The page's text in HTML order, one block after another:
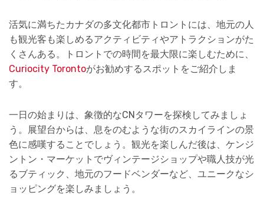
活気に満ちたカナダの多文化都市トロントには、地元の人
も観光客も楽しめるアクティビティやアトラクションがた
くさんある。トロントでの時間を最大限に楽しむために、
Curiocity Torontoがお勧めするスポットをご紹介しま
す。
一日の始まりは、象徴的なCNタワーを探検してみましょ
う。展望台からは、息をのむような街のスカイラインの景
色に感嘆することでしょう。観光を楽しんだ後は、ケンジ
ントン・マーケットでヴィンテージショップや職人技が光
るブティック、地元のフードベンダーなど、ユニークなシ
ョッピングを楽しみましょう。